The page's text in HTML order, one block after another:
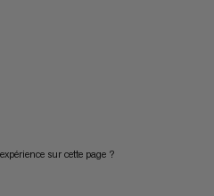
sur cette page ?